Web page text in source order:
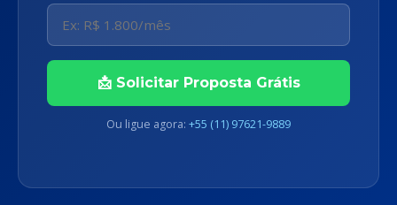
📩 Solicitar Proposta Grátis
Ou ligue agora: +55 (11) 97621-9889